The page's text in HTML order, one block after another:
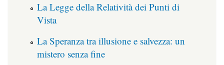
La Legge della Relatività dei Punti di
Vista
La Speranza tra illusione e salvezza: un
mistero senza fine